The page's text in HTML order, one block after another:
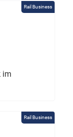
Rail Business
im
Rail Business